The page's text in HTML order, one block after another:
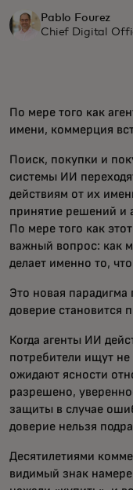
Pablo Fourez
Chief Digital
По мере того как
имени, коммерция
Поиск, покупки и
системы ИИ
действиям от их
принятие решений и
По мере того как
важный вопрос: как
делает именно то,
Это новая парадигма
доверие становится
Когда агенты ИИ
потребители ищут не
ожидают ясности
разрешено,
защиты в случае
доверие нельзя
Десятилетиями
видимый знак